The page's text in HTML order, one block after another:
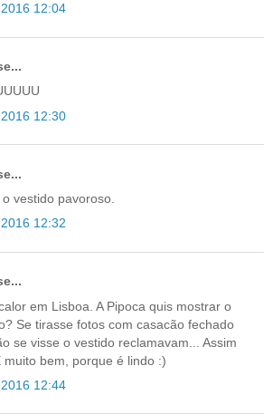
12:04
12:30
vestido pavoroso.
12:32
em Lisboa. A Pipoca quis mostrar o
Se tirasse fotos com casacão fechado
se visse o vestido reclamavam... Assim
muito bem, porque é lindo :)
12:44